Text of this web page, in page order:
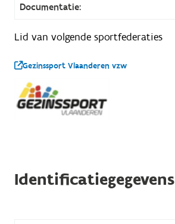
Documentatie:
Lid van volgende sportfederaties
Gezinssport Vlaanderen vzw
Identificatiegegevens